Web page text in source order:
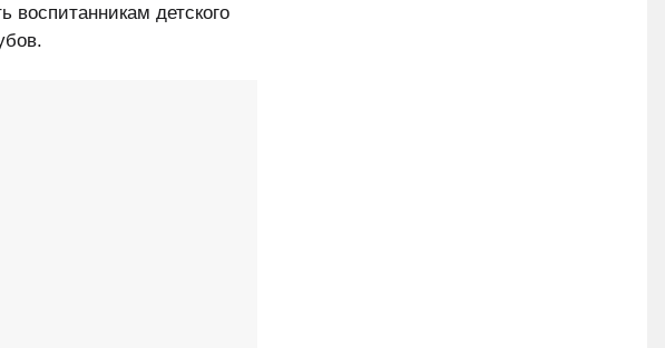
воспитанникам детского